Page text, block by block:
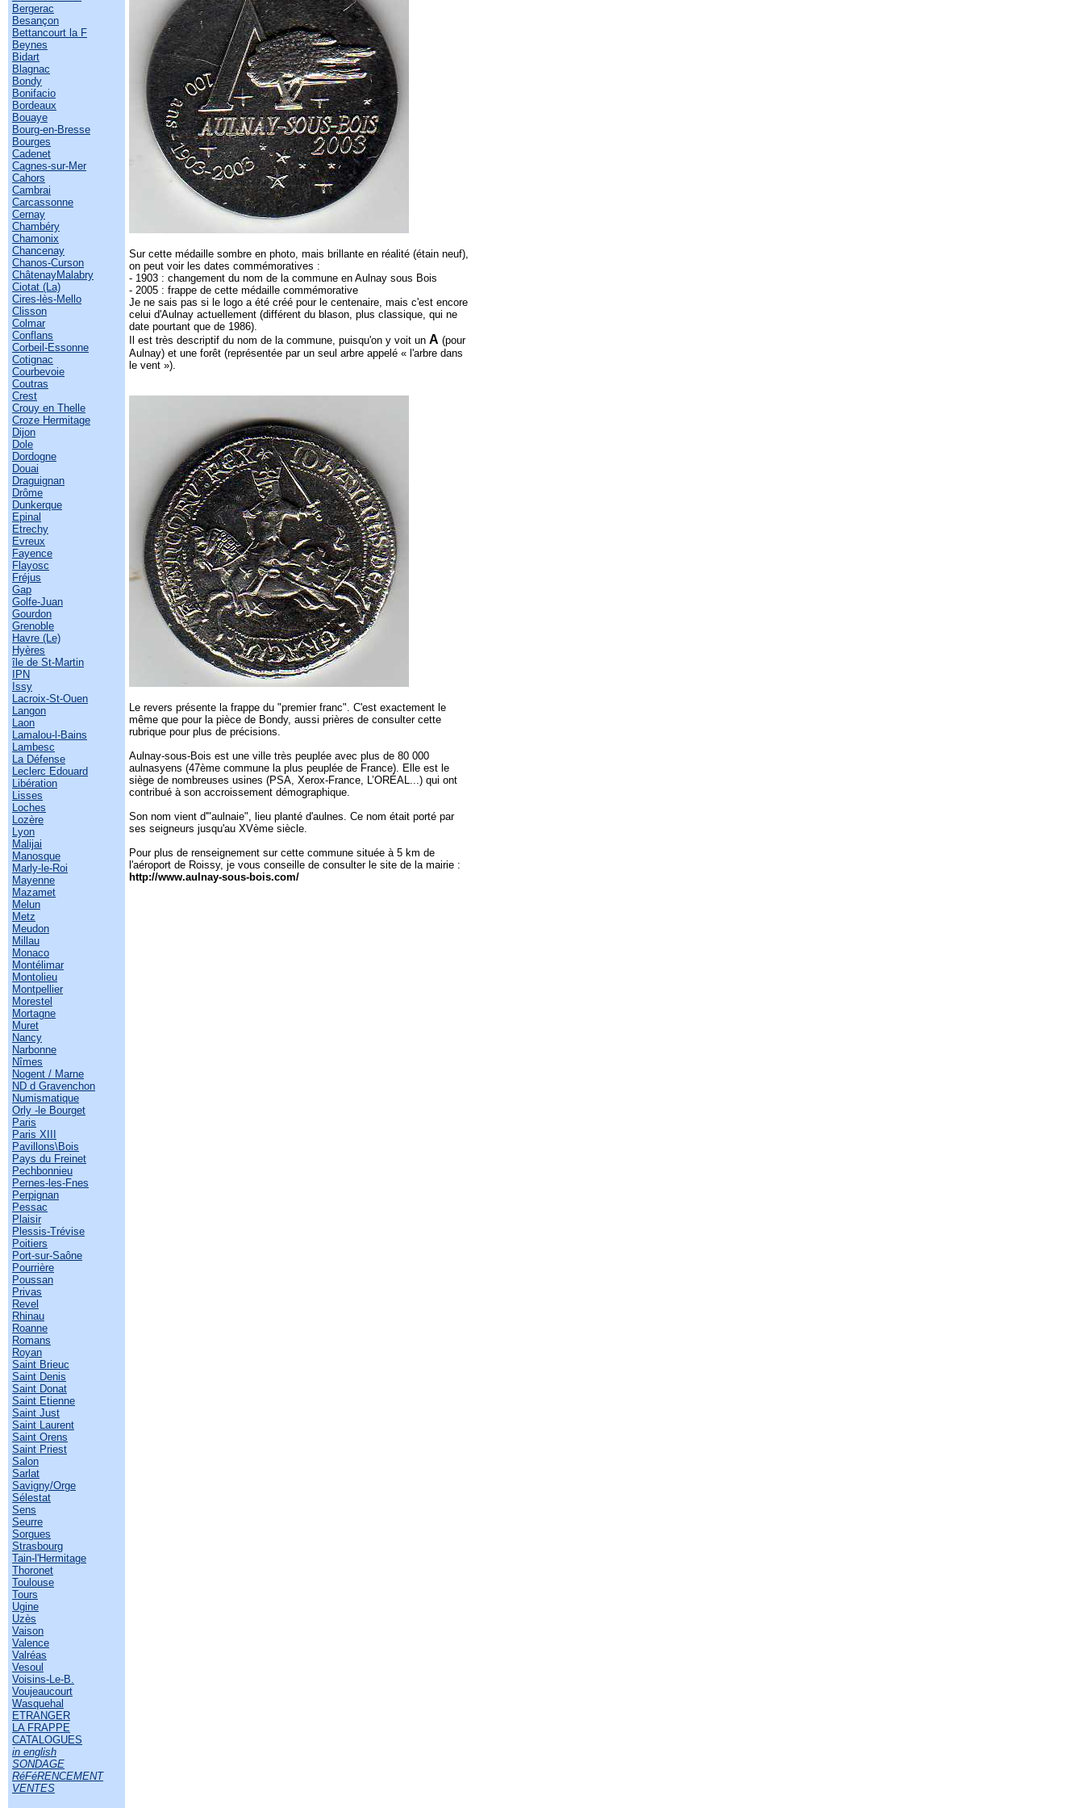
Bergerac
Besançon
Bettancourt la F
Beynes
Bidart
Blagnac
Bondy
Bonifacio
Bordeaux
Bouaye
Bourg-en-Bresse
Bourges
Cadenet
Cagnes-sur-Mer
Cahors
Cambrai
Carcassonne
Cernay
Chambéry
Chamonix
Chancenay
Chanos-Curson
ChâtenayMalabry
Ciotat (La)
Cires-lès-Mello
Clisson
Colmar
Conflans
Corbeil-Essonne
Cotignac
Courbevoie
Coutras
Crest
Crouy en Thelle
Croze Hermitage
Dijon
Dole
Dordogne
Douai
Draguignan
Drôme
Dunkerque
Epinal
Etrechy
Evreux
Fayence
Flayosc
Fréjus
Gap
Golfe-Juan
Gourdon
Grenoble
Havre (Le)
Hyères
île de St-Martin
IPN
Issy
Lacroix-St-Ouen
Langon
Laon
Lamalou-l-Bains
Lambesc
La Défense
Leclerc Edouard
Libération
Lisses
Loches
Lozère
Lyon
Malijai
Manosque
Marly-le-Roi
Mayenne
Mazamet
Melun
Metz
Meudon
Millau
Monaco
Montélimar
Montolieu
Montpellier
Morestel
Mortagne
Muret
Nancy
Narbonne
Nîmes
Nogent / Marne
ND d Gravenchon
Numismatique
Orly -le Bourget
Paris
Paris XIII
Pavillons\Bois
Pays du Freinet
Pechbonnieu
Pernes-les-Fnes
Perpignan
Pessac
Plaisir
Plessis-Trévise
Poitiers
Port-sur-Saône
Pourrière
Poussan
Privas
Revel
Rhinau
Roanne
Romans
Royan
Saint Brieuc
Saint Denis
Saint Donat
Saint Etienne
Saint Just
Saint Laurent
Saint Orens
Saint Priest
Salon
Sarlat
Savigny/Orge
Sélestat
Sens
Seurre
Sorgues
Strasbourg
Tain-l'Hermitage
Thoronet
Toulouse
Tours
Ugine
Uzès
Vaison
Valence
Valréas
Vesoul
Voisins-Le-B.
Voujeaucourt
Wasquehal
ETRANGER
LA FRAPPE
CATALOGUES
in english
SONDAGE
RéFéRENCEMENT
VENTES
Sur cette médaille sombre en photo, mais brillante en réalité (étain neuf),
on peut voir les dates commémoratives :
- 1903 : changement du nom de la commune en Aulnay sous Bois
- 2005 : frappe de cette médaille commémorative
Je ne sais pas si le logo a été créé pour le centenaire, mais c'est encore
celui d'Aulnay actuellement (différent du blason, plus classique, qui ne
date pourtant que de 1986).
Il est très descriptif du nom de la commune, puisqu'on y voit un A (pour
Aulnay) et une forêt (représentée par un seul arbre appelé « l'arbre dans
le vent »).
Le revers présente la frappe du "premier franc". C'est exactement le
même que pour la pièce de Bondy, aussi prières de consulter cette
rubrique pour plus de précisions.
Aulnay-sous-Bois est une ville très peuplée avec plus de 80 000
aulnasyens (47ème commune la plus peuplée de France). Elle est le
siège de nombreuses usines (PSA, Xerox-France, L’ORÉAL...) qui ont
contribué à son accroissement démographique.
Son nom vient d'"aulnaie", lieu planté d'aulnes. Ce nom était porté par
ses seigneurs jusqu'au XVème siècle.
Pour plus de renseignement sur cette commune située à 5 km de
l'aéroport de Roissy, je vous conseille de consulter le site de la mairie :
http://www.aulnay-sous-bois.com/